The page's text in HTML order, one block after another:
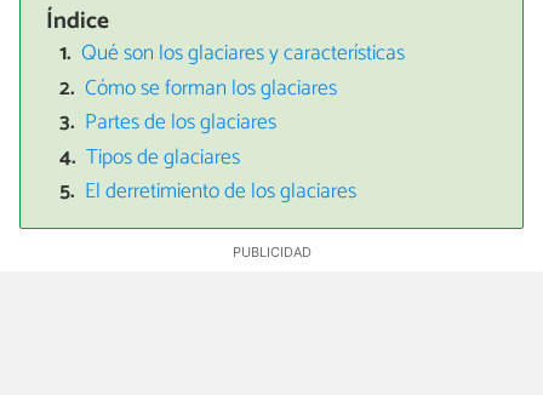
Índice
Qué son los glaciares y características
Cómo se forman los glaciares
Partes de los glaciares
Tipos de glaciares
El derretimiento de los glaciares